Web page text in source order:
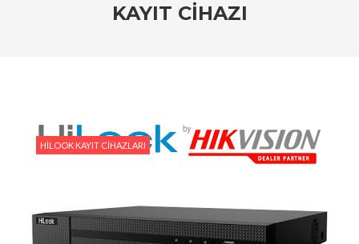
Avantajları
#Ev Güvenliği İçin Ekonomik HiLook Çözümleri
KAYIT CIHAZI
HILOOK KAYIT CIHAZLARI